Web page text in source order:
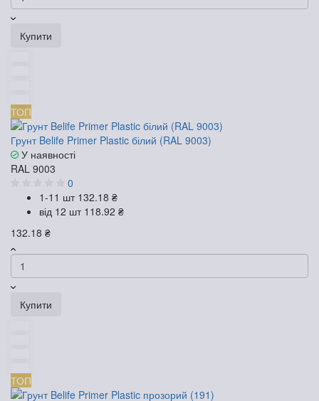
Купити
ТОП
Грунт Belife Primer Plastic білий (RAL 9003)
У наявності
RAL 9003
0
1-11 шт 132.18 ₴
від 12 шт 118.92 ₴
132.18 ₴
Купити
ТОП